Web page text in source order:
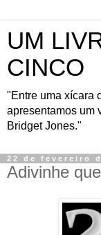
UM
CINCO
"Entre uma xícara
apresentamos um
Bridget Jones."
22 de fevereiro
Adivinhe